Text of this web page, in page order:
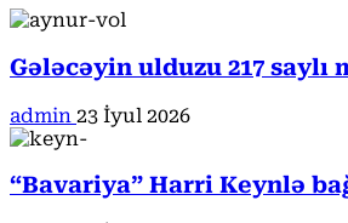
Gələcəyin ulduzu 217
admin 23 İyul 2026
“Bavariya” Harri Keynlə